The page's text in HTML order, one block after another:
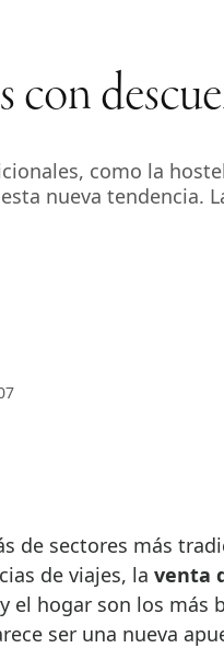
con
como la
nueva tendencia.
de viajes, la venta
el hogar son los más
ser una nueva